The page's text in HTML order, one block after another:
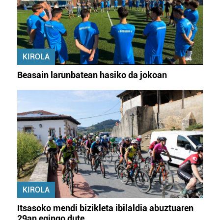
KIROLA
Beasain larunbatean hasiko da jokoan
KIROLA
Itsasoko mendi bizikleta ibilaldia abuztuaren